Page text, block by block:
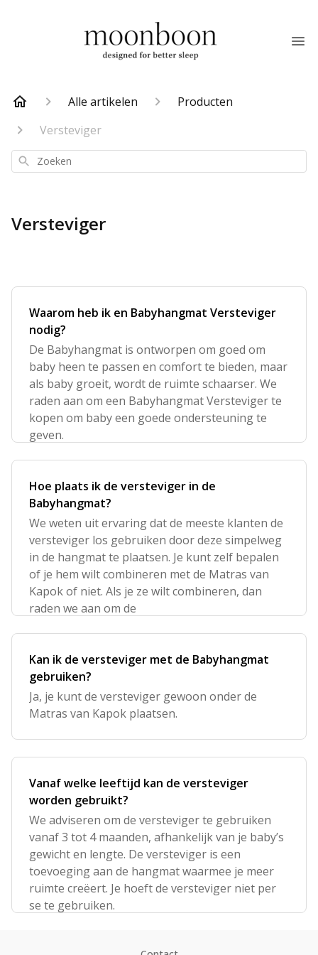
Alle artikelen
Producten
Versteviger
Zoeken
Versteviger
Waarom heb ik en Babyhangmat Versteviger
nodig?
De Babyhangmat is ontworpen om goed om
baby heen te passen en comfort te bieden, maar
als baby groeit, wordt de ruimte schaarser. We
raden aan om een Babyhangmat Versteviger te
kopen om baby een goede ondersteuning te
geven.
Hoe plaats ik de versteviger in de
Babyhangmat?
We weten uit ervaring dat de meeste klanten de
versteviger los gebruiken door deze simpelweg
in de hangmat te plaatsen. Je kunt zelf bepalen
of je hem wilt combineren met de Matras van
Kapok of niet. Als je ze wilt combineren, dan
raden we aan om de
Kan ik de versteviger met de Babyhangmat
gebruiken?
Ja, je kunt de versteviger gewoon onder de
Matras van Kapok plaatsen.
Vanaf welke leeftijd kan de versteviger
worden gebruikt?
We adviseren om de versteviger te gebruiken
vanaf 3 tot 4 maanden, afhankelijk van je baby’s
gewicht en lengte. De versteviger is een
toevoeging aan de hangmat waarmee je meer
ruimte creëert. Je hoeft de versteviger niet per
se te gebruiken.